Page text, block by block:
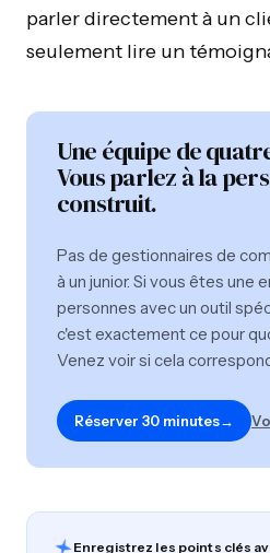
parler directement à un
seulement lire un
Une équipe de
Vous parlez à la
construit.
Pas de gestionnaires de
à un junior. Si vous êtes une
personnes avec un outil
c'est exactement ce pour
Venez voir si cela
Réserver 30 minutes→
Enregistrez les points clés